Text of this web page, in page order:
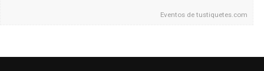
Eventos detustiquetes.com